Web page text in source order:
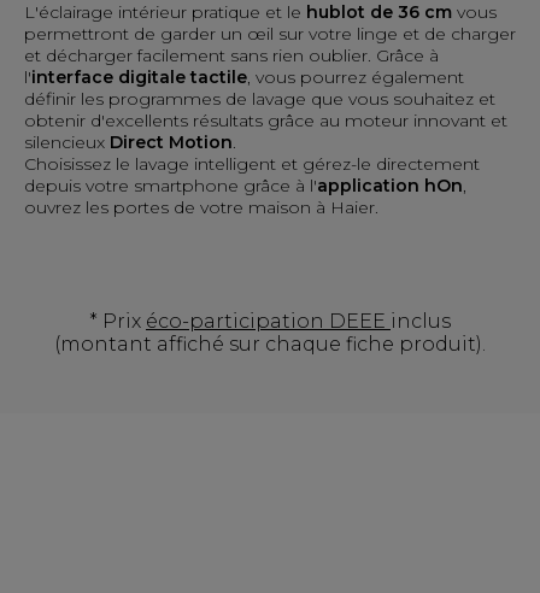
L'éclairage intérieur pratique et le hublot de 36 cm vous
permettront de garder un œil sur votre linge et de charger
et décharger facilement sans rien oublier. Grâce à
l'interface digitale tactile, vous pourrez également
définir les programmes de lavage que vous souhaitez et
obtenir d'excellents résultats grâce au moteur innovant et
silencieux Direct Motion.
Choisissez le lavage intelligent et gérez-le directement
depuis votre smartphone grâce à l'application hOn,
ouvrez les portes de votre maison à Haier.
* Prix éco-participation DEEE inclus
(montant affiché sur chaque fiche produit).